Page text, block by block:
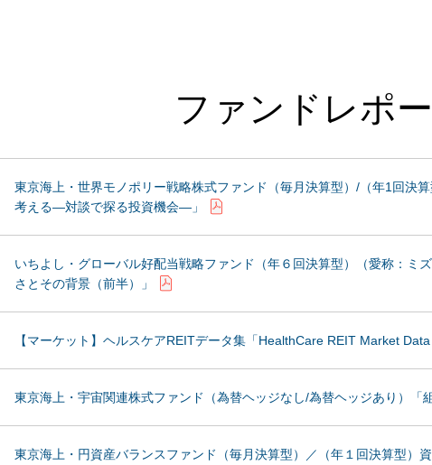
ファンドレポ
東京海上・世界モノポリー戦略株式ファンド（毎月決算型）/（年1回決
考える—対談で探る投資機会—」
いちよし・グローバル好配当戦略ファンド（年６回決算型）（愛称：
さとその背景（前半）」
【マーケット】ヘルスケアREITデータ集「HealthCare REIT Market Data
東京海上・宇宙関連株式ファンド（為替ヘッジなし/為替ヘッジあり）「
東京海上・円資産バランスファンド（毎月決算型）／（年１回決算型）